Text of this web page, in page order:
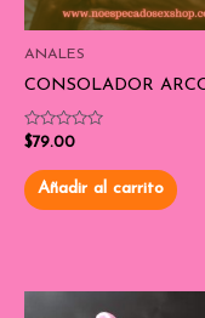
ANALES
CONSOLADOR
Valorado
de
5
$79.00
Añadir al carrito